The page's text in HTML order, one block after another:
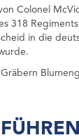
Colonel
318
in die